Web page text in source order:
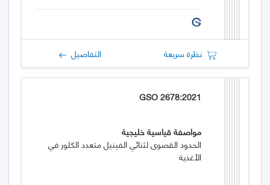
نظرة سريعة التفاصيل
GSO 2678:2021
مواصفة قياسية خليجية
الحدود القصوى لثنائي الفينيل متعدد الكلور في
الأغذية